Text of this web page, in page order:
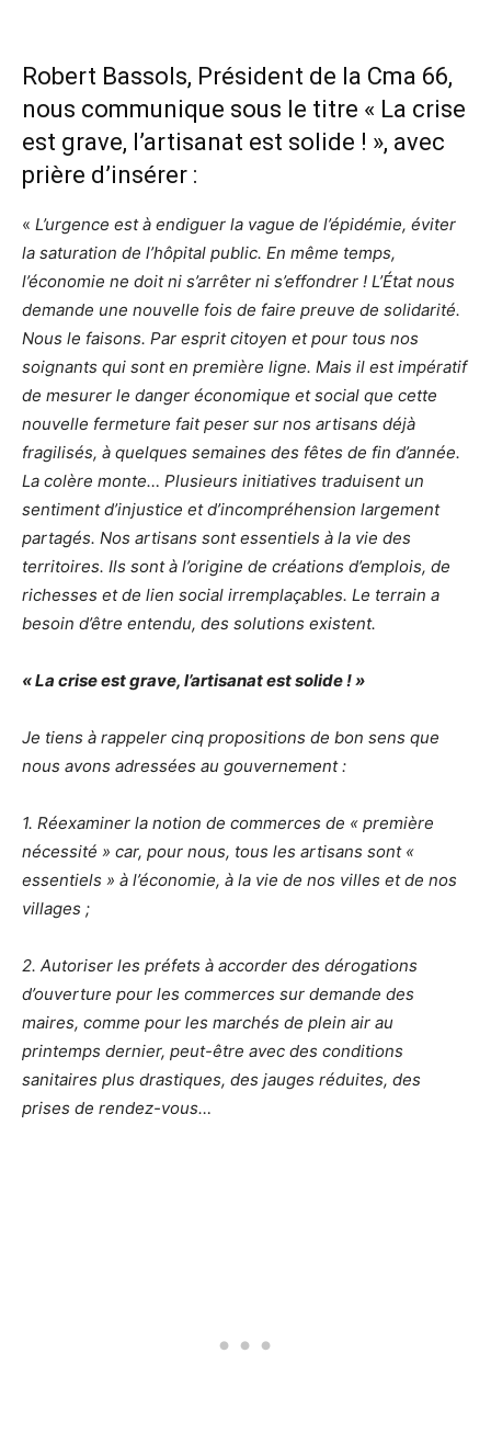
Robert Bassols, Président de la Cma 66,
nous communique sous le titre « La crise
est grave, l’artisanat est solide ! », avec
prière d’insérer :
« L’urgence est à endiguer la vague de l’épidémie, éviter
la saturation de l’hôpital public. En même temps,
l’économie ne doit ni s’arrêter ni s’effondrer ! L’État nous
demande une nouvelle fois de faire preuve de solidarité.
Nous le faisons. Par esprit citoyen et pour tous nos
soignants qui sont en première ligne. Mais il est impératif
de mesurer le danger économique et social que cette
nouvelle fermeture fait peser sur nos artisans déjà
fragilisés, à quelques semaines des fêtes de fin d’année.
La colère monte… Plusieurs initiatives traduisent un
sentiment d’injustice et d’incompréhension largement
partagés. Nos artisans sont essentiels à la vie des
territoires. Ils sont à l’origine de créations d’emplois, de
richesses et de lien social irremplaçables. Le terrain a
besoin d’être entendu, des solutions existent.
« La crise est grave, l’artisanat est solide ! »
Je tiens à rappeler cinq propositions de bon sens que
nous avons adressées au gouvernement :
1. Réexaminer la notion de commerces de « première
nécessité » car, pour nous, tous les artisans sont «
essentiels » à l’économie, à la vie de nos villes et de nos
villages ;
2. Autoriser les préfets à accorder des dérogations
d’ouverture pour les commerces sur demande des
maires, comme pour les marchés de plein air au
printemps dernier, peut-être avec des conditions
sanitaires plus drastiques, des jauges réduites, des
prises de rendez-vous…